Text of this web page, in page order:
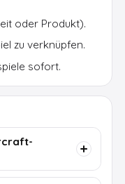
oder Produkt).
zu verknüpfen.
sofort.